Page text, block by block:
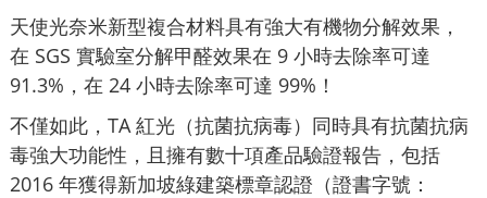
天使光奈米新型複合材料具有強大有機物分解效果，
在 SGS 實驗室分解甲醛效果在 9 小時去除率可達
91.3%，在 24 小時去除率可達 99%！
不僅如此，TA 紅光（抗菌抗病毒）同時具有抗菌抗病
毒強大功能性，且擁有數十項產品驗證報告，包括
2016 年獲得新加坡綠建築標章認證（證書字號：